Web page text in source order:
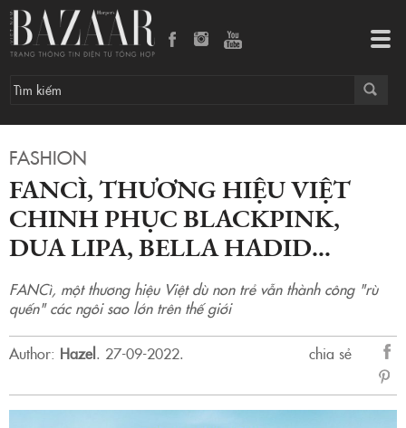
FASHION
FANCÌ, THƯƠNG HIỆU VIỆT
CHINH PHỤC BLACKPINK,
DUA LIPA, BELLA HADID…
FANCì, một thương hiệu Việt dù non trẻ vẫn thành công "rù
quến" các ngôi sao lớn trên thế giới
Author: Hazel. 27-09-2022.
chia sẻ
sẻ